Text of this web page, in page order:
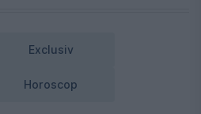
Exclusiv
Horoscop